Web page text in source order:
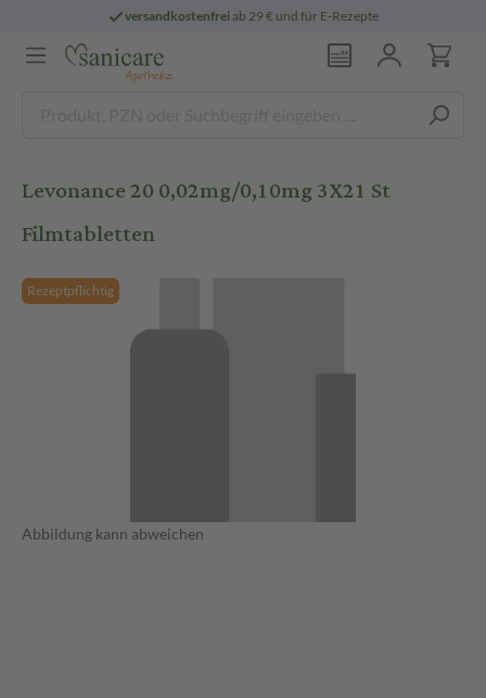
versandkostenfreiab 29 € und für E-Rezepte
Levonance 20 0,02mg/0,10mg 3X21 St
Filmtabletten
Rezeptpflichtig
Abbildung kann abweichen